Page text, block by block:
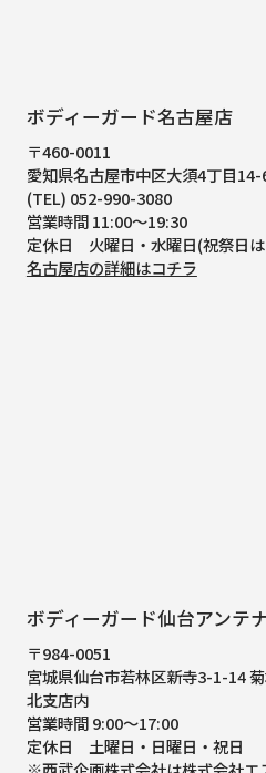
ボディーガード名古屋店
〒460-0011
愛知県名古屋市中区大須4丁目14-
(TEL) 052-990-3080
営業時間 11:00～19:30
定休日 火曜日・水曜日(祝祭日
名古屋店の詳細はコチラ
ボディーガード仙台アンテ
〒984-0051
宮城県仙台市若林区新寺3-1-14
北支店内
営業時間 9:00～17:00
定休日 土曜日・日曜日・祝日